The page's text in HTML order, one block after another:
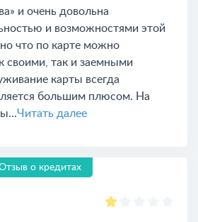
и очень довольна
и возможностями этой
что по карте можно
своими, так и заемными
карты всегда
большим плюсом. На
Читать далее
о кредитах